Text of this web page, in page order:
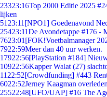
23323:16Top 2000 Editie 2025
lijken
51 23:11 [NPO1] Goedenavond
25423:11De Avondetappe #176 -
7623:01 [FOK!Voetbalmanager
7922:59Meer dan 40 uur werken.
17922:56[PlayStation #184]
10922:56Kapper Walat (27)
11 22:52[Crowdfunding] #443
6022:52Jerney Kaagman overleden
25522:48[UFO/UAP] #16 The